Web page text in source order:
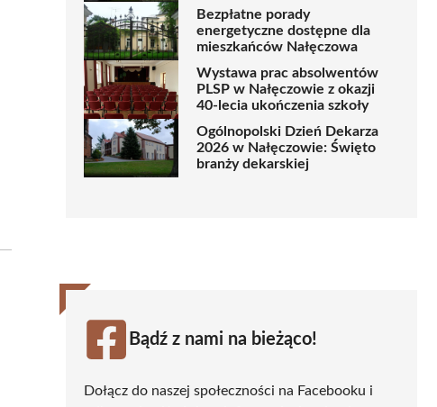
Bezpłatne porady
energetyczne dostępne dla
mieszkańców Nałęczowa
Wystawa prac absolwentów
PLSP w Nałęczowie z okazji
40-lecia ukończenia szkoły
Ogólnopolski Dzień Dekarza
2026 w Nałęczowie: Święto
branży dekarskiej
Bądź z nami na bieżąco!
Dołącz do naszej społeczności na Facebooku i